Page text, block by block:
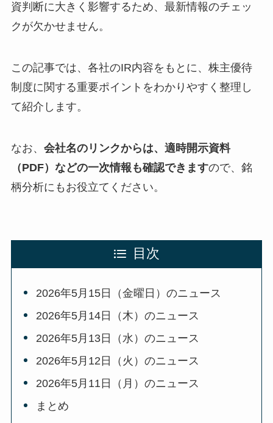
資判断に大きく影響するため、最新情報のチェッ
クが欠かせません。
この記事では、各社のIR内容をもとに、株主優待
制度に関する重要ポイントをわかりやすく整理し
て紹介します。
なお、 会社名のリンクからは、適時開示資料
（PDF）などの一次情報も確認できますので、銘
柄分析にもお役立てください。
目次
2026年5月15日（金曜日）のニュース
2026年5月14日（木）のニュース
2026年5月13日（水）のニュース
2026年5月12日（火）のニュース
2026年5月11日（月）のニュース
まとめ